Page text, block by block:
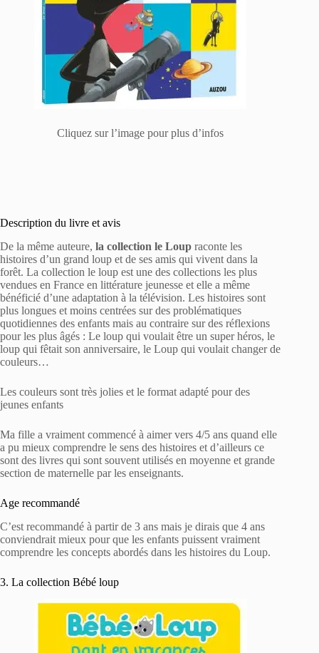
Cliquez sur l’image pour plus d’infos
Description du livre et avis
De la même auteure, la collection le Loup raconte les
histoires d’un grand loup et de ses amis qui vivent dans la
forêt. La collection le loup est une des collections les plus
vendues en France en littérature jeunesse et elle a même
bénéficié d’une adaptation à la télévision. Les histoires sont
plus longues et moins centrées sur des problématiques
quotidiennes des enfants mais au contraire sur des réflexions
pour les plus âgés : Le loup qui voulait être un super héros, le
loup qui fêtait son anniversaire, le Loup qui voulait changer de
couleurs…
Les couleurs sont très jolies et le format adapté pour des
jeunes enfants
Ma fille a vraiment commencé à aimer vers 4/5 ans quand elle
a pu mieux comprendre le sens des histoires et d’ailleurs ce
sont des livres qui sont souvent utilisés en moyenne et grande
section de maternelle par les enseignants.
Age recommandé
C’est recommandé à partir de 3 ans mais je dirais que 4 ans
conviendrait mieux pour que les enfants puissent vraiment
comprendre les concepts abordés dans les histoires du Loup.
3. La collection Bébé loup